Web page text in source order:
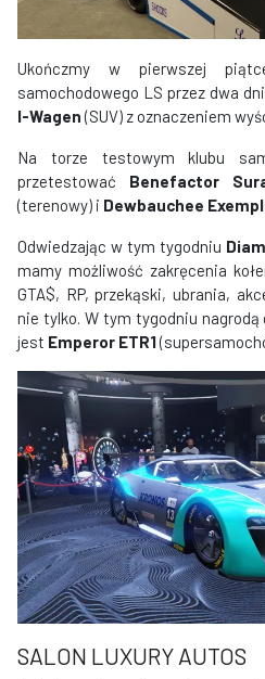
Ukończmy w pierwszej
samochodowego LS przez dwa
I-Wagen(SUV) z oznaczeniem
Na torze testowym klubu
przetestować Benefactor
(terenowy) i Dewbauchee
Odwiedzając w tym tygodniu
mamy możliwość zakręcenia
GTA$, RP, przekąski, ubrania,
nie tylko. W tym tygodniu nagrodą
jest Emperor ETR1
SALON LUXURY AUTOS